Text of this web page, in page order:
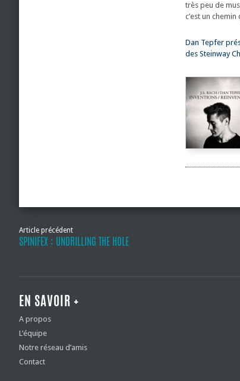
très peu de
c’est un
Dan Tepfer
des Steinway
Article précédent
SPINIFEX : UNDRILLING THE HOLE
EN SAVOIR +
A propos
L’équipe
Notre réseau d’amis
Contact